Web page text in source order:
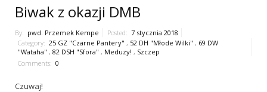
Biwak z okazji DMB
By: pwd. Przemek Kempe Posted: 7 stycznia 2018
Category: 25 GZ "Czarne Pantery" , 52 DH "Młode Wilki" , 69 DW
"Wataha" , 82 DSH "Sfora" , Meduzy! , Szczep
Comments: 0
Czuwaj!